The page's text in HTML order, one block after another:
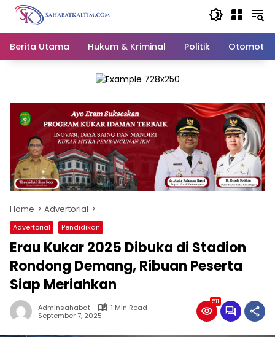
Berita Utama Hukum & Kriminal Politik Otomotif
Home Advertorial
Advertorial Pendidikan
Erau Kukar 2025 Dibuka di Stadion
Rondong Demang, Ribuan Peserta
Siap Meriahkan
Adminsahabat
1 Min Read
September 7, 2025
511